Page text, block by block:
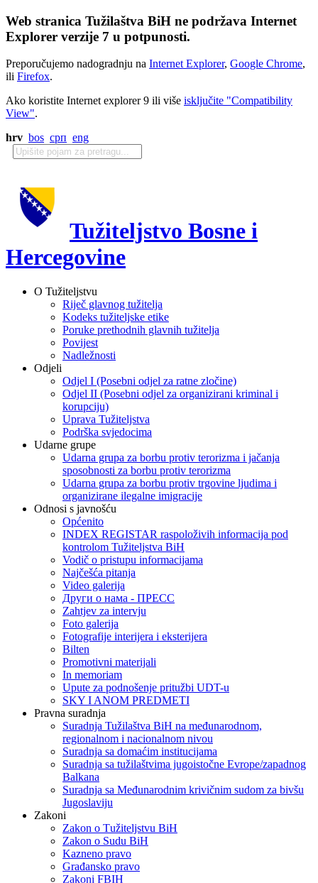
Web stranica Tužilaštva BiH ne podržava Internet
Explorer verzije 7 u potpunosti.
Preporučujemo nadogradnju na Internet Explorer, Google Chrome,
ili Firefox.
Ako koristite Internet explorer 9 ili više isključite "Compatibility
View".
hrv bos срп eng
Tužiteljstvo Bosne i
Hercegovine
O Tužiteljstvu
Riječ glavnog tužitelja
Kodeks tužiteljske etike
Poruke prethodnih glavnih tužitelja
Povijest
Nadležnosti
Odjeli
Odjel I (Posebni odjel za ratne zločine)
Odjel II (Posebni odjel za organizirani kriminal i
korupciju)
Uprava Tužiteljstva
Podrška svjedocima
Udarne grupe
Udarna grupa za borbu protiv terorizma i jačanja
sposobnosti za borbu protiv terorizma
Udarna grupa za borbu protiv trgovine ljudima i
organizirane ilegalne imigracije
Odnosi s javnošću
Općenito
INDEX REGISTAR raspoloživih informacija pod
kontrolom Tužiteljstva BiH
Vodič o pristupu informacijama
Najčešća pitanja
Video galerija
Други о нама - ПРЕСC
Zahtjev za intervju
Foto galerija
Fotografije interijera i eksterijera
Bilten
Promotivni materijali
In memoriam
Upute za podnošenje pritužbi UDT-u
SKY I ANOM PREDMETI
Pravna suradnja
Suradnja Tužilaštva BiH na međunarodnom,
regionalnom i nacionalnom nivou
Suradnja sa domaćim institucijama
Suradnja sa tužilaštvima jugoistočne Evrope/zapadnog
Balkana
Suradnja sa Međunarodnim krivičnim sudom za bivšu
Jugoslaviju
Zakoni
Zakon o Тužiteljstvu BiH
Zakon o Sudu BiH
Kazneno pravo
Građansko pravo
Zakoni FBIH